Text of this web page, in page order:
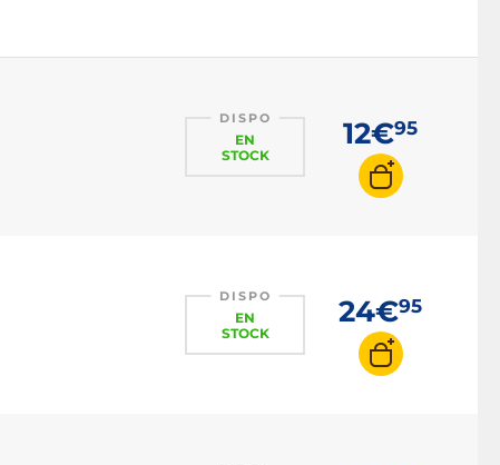
DISPO
EN
STOCK
12€95
DISPO
EN
STOCK
24€95